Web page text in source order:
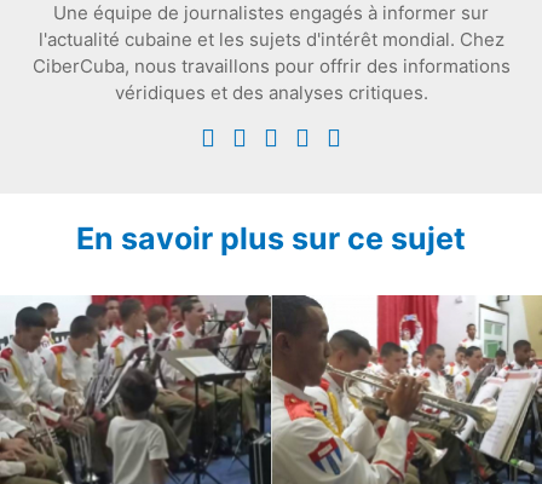
Une équipe de journalistes engagés à informer sur
l'actualité cubaine et les sujets d'intérêt mondial. Chez
CiberCuba, nous travaillons pour offrir des informations
véridiques et des analyses critiques.
En savoir plus sur ce sujet